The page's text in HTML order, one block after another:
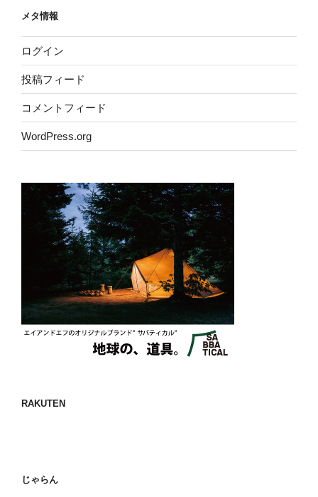
メタ情報
ログイン
投稿フィード
コメントフィード
WordPress.org
RAKUTEN